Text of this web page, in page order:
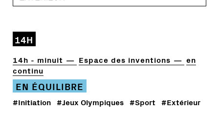
14H
14h - minuit Espace des inventions
en
continu
EN ÉQUILIBRE
#Initiation #Jeux Olympiques #Sport #Extérieur